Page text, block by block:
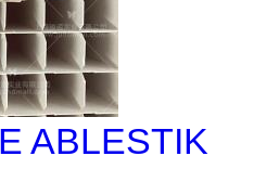
ABLESTIK